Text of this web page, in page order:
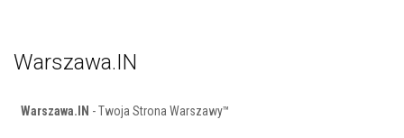
Warszawa.IN
Warszawa.IN - Twoja Strona Warszawy™